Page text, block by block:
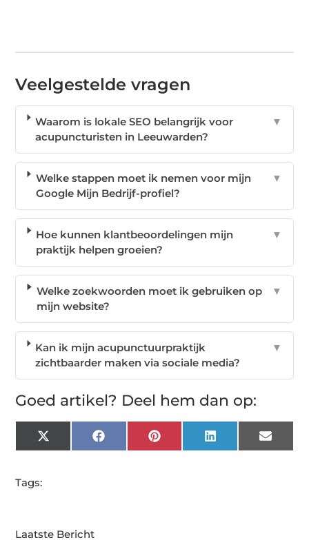
Veelgestelde vragen
Waarom is lokale SEO belangrijk voor
acupuncturisten in Leeuwarden?
▼
Welke stappen moet ik nemen voor mijn
Google Mijn Bedrijf-profiel?
▼
Hoe kunnen klantbeoordelingen mijn
praktijk helpen groeien?
▼
Welke zoekwoorden moet ik gebruiken op
mijn website?
▼
Kan ik mijn acupunctuurpraktijk
zichtbaarder maken via sociale media?
▼
Goed artikel? Deel hem dan op:
X
(Twitter)
FacebookPinterest LinkedIn Email
Tags:
Laatste Bericht